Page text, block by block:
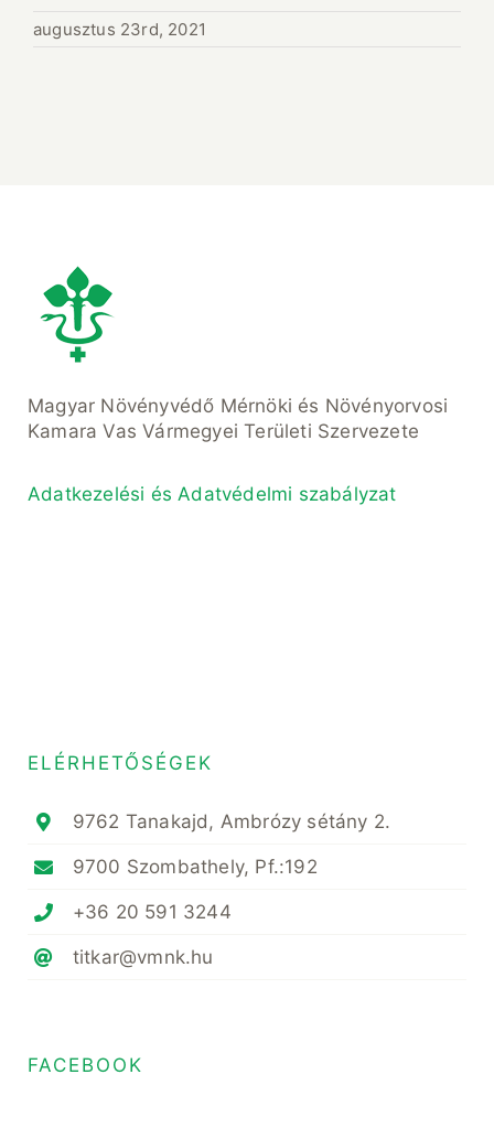
augusztus 23rd, 2021
Magyar Növényvédő Mérnöki és Növényorvosi
Kamara Vas Vármegyei Területi Szervezete
Adatkezelési és Adatvédelmi szabályzat
ELÉRHETŐSÉGEK
9762 Tanakajd, Ambrózy sétány 2.
9700 Szombathely, Pf.:192
+36 20 591 3244
titkar@vmnk.hu
FACEBOOK